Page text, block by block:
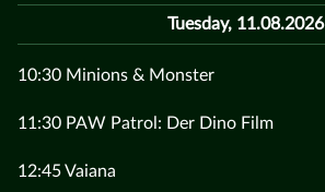
Tuesday, 11.08.2026
10:30 Minions & Monster
11:30 PAW Patrol: Der Dino Film
12:45 Vaiana